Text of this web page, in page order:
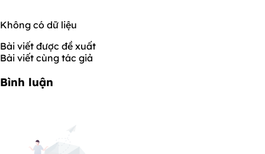
Không có dữ liệu
Bài viết được đề xuất
Bài viết cùng tác giả
Bình luận